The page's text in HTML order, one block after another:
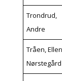
Trondrud,
Andre
Tråen, Ellen
Nørstegård